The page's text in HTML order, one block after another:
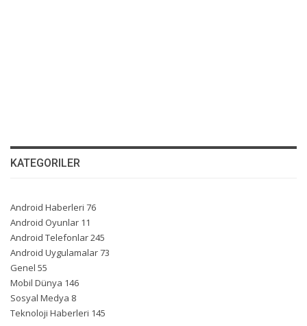
KATEGORILER
Android Haberleri 76
Android Oyunlar 11
Android Telefonlar245
Android Uygulamalar73
Genel 55
Mobil Dünya 146
Sosyal Medya 8
Teknoloji Haberleri 145